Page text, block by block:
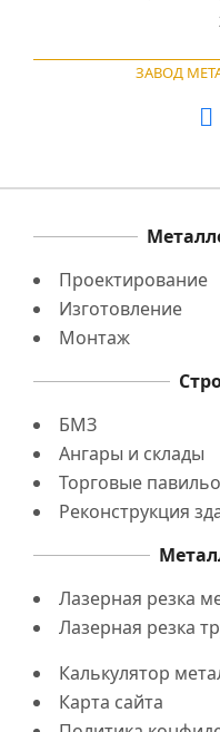
ЗАВОД
Проектирование
Изготовление
Монтаж
БМЗ
Ангары и склады
Торговые
Реконструкция
Лазерная резка
Лазерная резка
Калькулятор
Карта сайта